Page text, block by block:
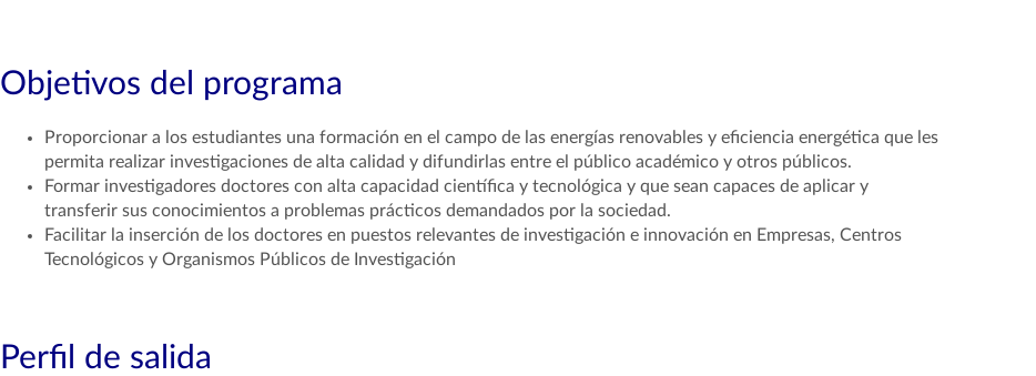
Objetivos del programa
Proporcionar a los estudiantes una formación en el campo de las energías renovables y eficiencia energética que les
permita realizar investigaciones de alta calidad y difundirlas entre el público académico y otros públicos.
Formar investigadores doctores con alta capacidad científica y tecnológica y que sean capaces de aplicar y
transferir sus conocimientos a problemas prácticos demandados por la sociedad.
Facilitar la inserción de los doctores en puestos relevantes de investigación e innovación en Empresas, Centros
Tecnológicos y Organismos Públicos de Investigación
Perfil de salida